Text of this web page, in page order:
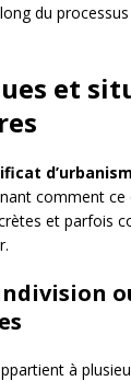
du
et
comment ce
et parfois
à